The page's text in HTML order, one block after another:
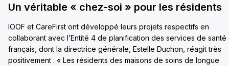
Un véritable « chez-soi » pour les résidents
IOOF et CareFirst ont développé leurs projets respectifs en
collaborant avec l’Entité 4 de planification des services de santé
français, dont la directrice générale, Estelle Duchon, réagit très
positivement : « Les résidents des maisons de soins de longue